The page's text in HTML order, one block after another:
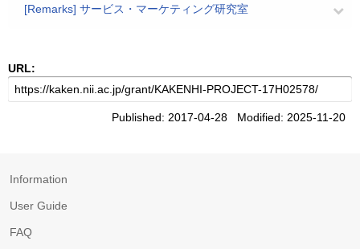
[Remarks] サービス・マーケティング研究室
URL:
Published: 2017-04-28 Modified: 2025-11-20
Information
User Guide
FAQ